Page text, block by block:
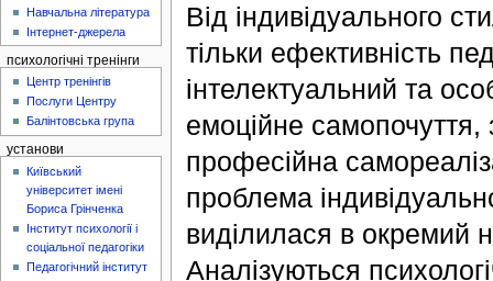
Від індивідуального
тільки ефективність
інтелектуальний та
емоційне самопочуття,
професійна
проблема
виділилася в окремий
Аналізуються
Навчальна література
Інтернет-джерела
психологічні тренінги
Центр тренінгів
Послуги Центру
Балінтовська група
установи
Київський
університет імені
Бориса Грінченка
Інститут психології і
соціальної педагогіки
Педагогічний інститут